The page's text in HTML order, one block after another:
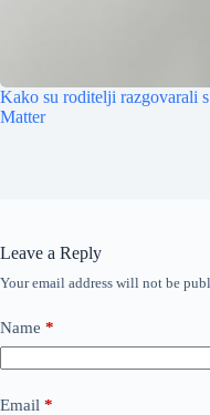
Kako su roditelji razgovarali
Matter
Leave a Reply
Your email address will not be
Name *
Email *